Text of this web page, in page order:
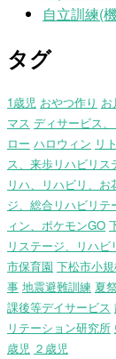
自立訓練(
タグ
1歳児 おやつ作り お
マス ディサービス
ロー ハロウィン リ
ス、来歩リハビリ
リハ、リハビリ、お
ジ、総合リハビリテ
ィン、ポケモンGO
リステージ、リハ
市保育園 下松市小
事 地震避難訓練 夏
課後等デイサービス
リテーション研究所
歳児 ２歳児